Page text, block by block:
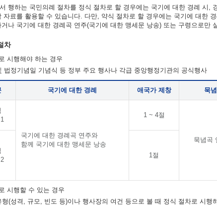
행하는 국민의례 절차를 정식 절차로 할 경우에는 국기에 대한 경례 시,
자료를 활용할 수 있습니다. 다만, 약식 절차로 할 경우에는 국기에 대한
나 국기에 대한 경례곡 연주(국기에 대한 맹세문 낭송) 또는 구령으로만
차
시행해야 하는 경우
법정기념일 기념식 등 정부 주요 행사나 각급 중앙행정기관의 공식행사
국기에 대한 경례 애국가 제창 묵념
국기에 대한 경례곡 연주와
함께 국기에 대한 맹세문 낭송
1 ~ 4절
묵념곡
1절
시행할 수 있는 경우
형(성격, 규모, 빈도 등)이나 행사장의 여건 등으로 볼 때 정식 절차로 시행